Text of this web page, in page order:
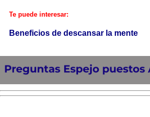
Te puede interesar:
Beneficios de descansar la mente